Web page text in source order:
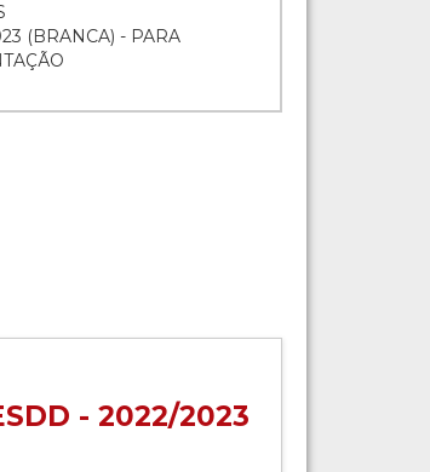
(BRANCA) - PARA
- 2022/2023